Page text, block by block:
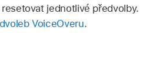
jednotlivé předvolby.
VoiceOveru.